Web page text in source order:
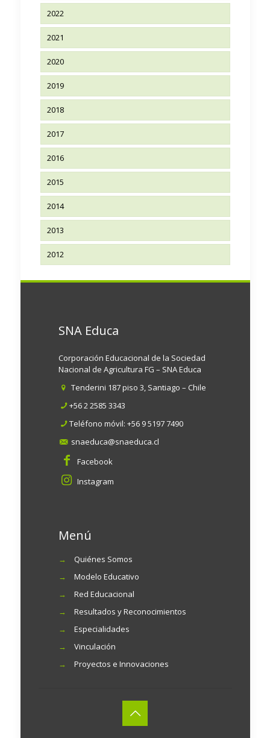
2022
2021
2020
2019
2018
2017
2016
2015
2014
2013
2012
SNA Educa
Corporación Educacional de la Sociedad
Nacional de Agricultura FG – SNA Educa
Tenderini 187 piso 3, Santiago – Chile
+56 2 2585 3343
Teléfono móvil: +56 9 5197 7490
snaeduca@snaeduca.cl
Facebook
Instagram
Menú
→
Quiénes Somos
→
Modelo Educativo
→
Red Educacional
→
Resultados y Reconocimientos
→
Especialidades
→
Vinculación
→
Proyectos e Innovaciones